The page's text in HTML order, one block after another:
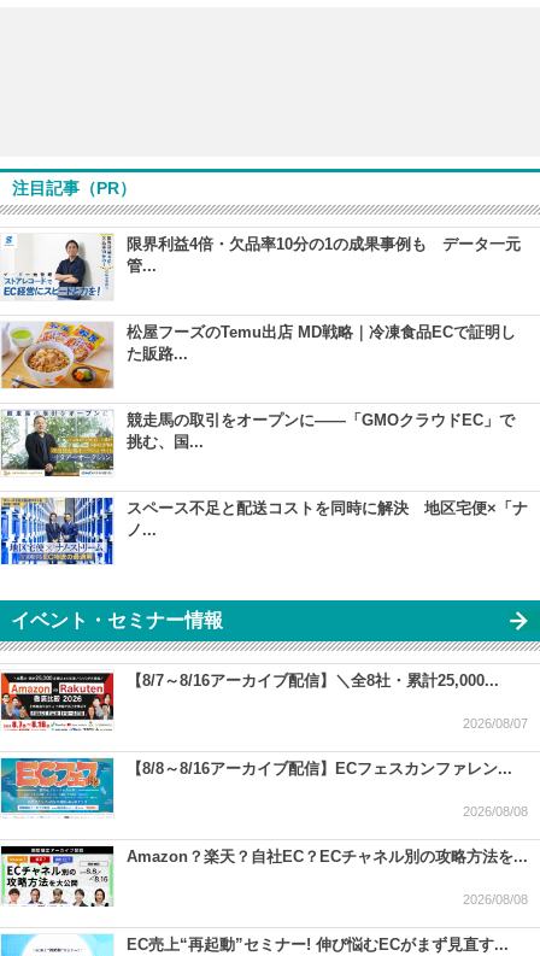
注目記事（PR）
限界利益4倍・欠品率10分の1の成果事例も データ一元
管...
松屋フーズのTemu出店 MD戦略｜冷凍食品ECで証明し
た販路...
競走馬の取引をオープンに――「GMOクラウドEC」で
挑む、国...
スペース不足と配送コストを同時に解決 地区宅便×「ナ
ノ...
イベント・セミナー情報
【8/7～8/16アーカイブ配信】＼全8社・累計25,000...
2026/08/07
【8/8～8/16アーカイブ配信】ECフェスカンファレン...
2026/08/08
Amazon？楽天？自社EC？ECチャネル別の攻略方法を...
2026/08/08
EC売上“再起動”セミナー! 伸び悩むECがまず見直す...